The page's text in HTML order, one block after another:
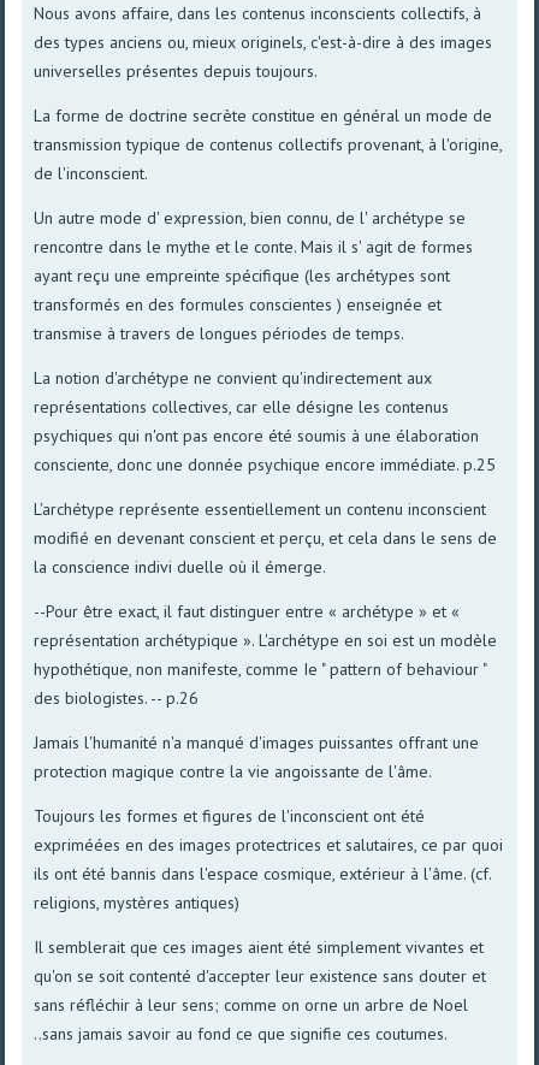
Nous avons affaire, dans les contenus inconscients collectifs, à
des types anciens ou, mieux originels, c'est-à-dire à des images
universelles présentes depuis toujours.
La forme de doctrine secrète constitue en général un mode de
transmission typique de contenus collectifs provenant, à l'origine,
de l'inconscient.
Un autre mode d' expression, bien connu, de l' archétype se
rencontre dans le mythe et le conte. Mais il s' agit de formes
ayant reçu une empreinte spécifique (les archétypes sont
transformés en des formules conscientes ) enseignée et
transmise à travers de longues périodes de temps.
La notion d'archétype ne convient qu'indirectement aux
représentations collectives, car elle désigne les contenus
psychiques qui n'ont pas encore été soumis à une élaboration
consciente, donc une donnée psychique encore immédiate. p.25
L'archétype représente essentiellement un contenu inconscient
modifié en devenant conscient et perçu, et cela dans le sens de
la conscience indivi duelle où il émerge.
--Pour être exact, il faut distinguer entre « archétype » et «
représentation archétypique ». L'archétype en soi est un modèle
hypothétique, non manifeste, comme Ie " pattern of behaviour "
des biologistes. -- p.26
Jamais l'humanité n'a manqué d'images puissantes offrant une
protection magique contre la vie angoissante de l'âme.
Toujours les formes et figures de l'inconscient ont été
expriméées en des images protectrices et salutaires, ce par quoi
ils ont été bannis dans l'espace cosmique, extérieur à l'âme. (cf.
religions, mystères antiques)
Il semblerait que ces images aient été simplement vivantes et
qu'on se soit contenté d'accepter leur existence sans douter et
sans réfléchir à leur sens; comme on orne un arbre de Noel
..sans jamais savoir au fond ce que signifie ces coutumes.